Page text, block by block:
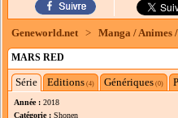
Geneworld.net > Manga / Animes
MARS RED
Série Editions (4) Génériques (0)
Année : 2018
Catégorie : Shonen